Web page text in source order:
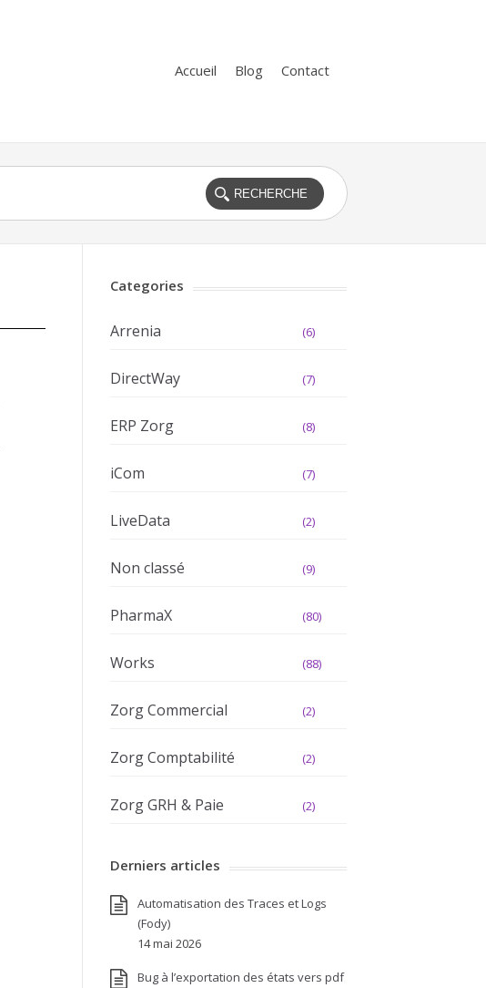
Accueil Blog Contact
Categories
Arrenia (6)
DirectWay (7)
ERP Zorg (8)
iCom (7)
LiveData (2)
Non classé (9)
PharmaX (80)
Works (88)
Zorg Commercial (2)
Zorg Comptabilité (2)
Zorg GRH & Paie (2)
Derniers articles
Automatisation des Traces et Logs
(Fody)
14 mai 2026
Bug à l’exportation des états vers pdf